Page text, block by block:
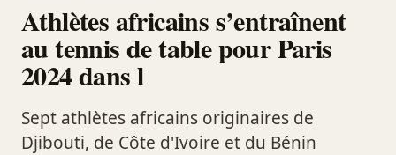
Athlètes africains s’entraînent
au tennis de table pour Paris
2024 dans l
Sept athlètes africains originaires de
Djibouti, de Côte d'Ivoire et du Bénin